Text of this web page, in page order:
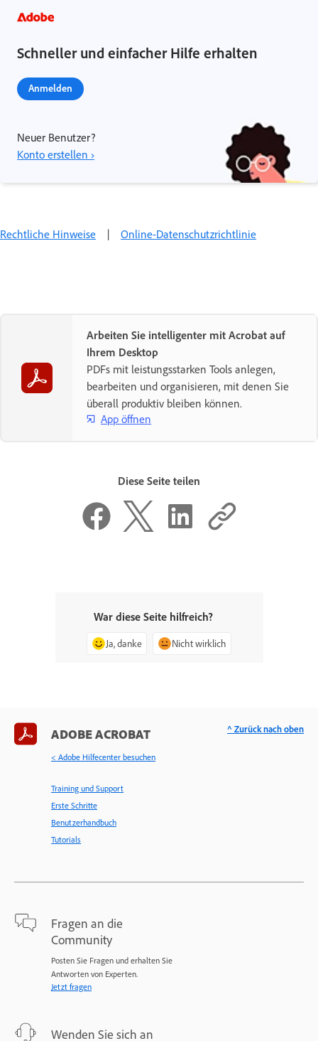
Schneller und einfacher Hilfe erhalten
Anmelden
Neuer Benutzer?
Konto erstellen ›
Rechtliche Hinweise | Online-Datenschutzrichtlinie
Arbeiten Sie intelligenter mit Acrobat auf
Ihrem Desktop
PDFs mit leistungsstarken Tools anlegen,
bearbeiten und organisieren, mit denen Sie
überall produktiv bleiben können.
App öffnen
Diese Seite teilen
War diese Seite hilfreich?
Ja, danke Nicht wirklich
ADOBE ACROBAT
< Adobe Hilfecenter besuchen
Training und Support
Erste Schritte
Benutzerhandbuch
Tutorials
Fragen an die
Community
Posten Sie Fragen und erhalten Sie
Antworten von Experten.
Jetzt fragen
Wenden Sie sich an
^ Zurück nach oben